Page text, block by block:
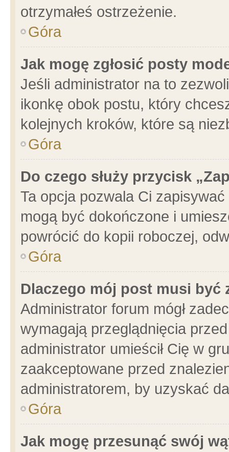
otrzymałeś ostrzeżenie.
Góra
Jak mogę zgłosić posty
Jeśli administrator na to
ikonkę obok postu, który
kolejnych kroków, które są
Góra
Do czego służy przycisk
Ta opcja pozwala Ci
mogą być dokończone i
powrócić do kopii roboczej,
Góra
Dlaczego mój post musi być
Administrator forum mógł
wymagają przeglądnięcia
administrator umieścił Cię w
zaakceptowane przed
administratorem, by uzyskać
Góra
Jak mogę przesunąć swój